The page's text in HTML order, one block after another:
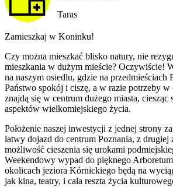
Taras
Zamieszkaj w Koninku!
Czy można mieszkać blisko natury, nie
mieszkania w dużym mieście? Oczywiście!
na naszym osiedlu, gdzie na przedmieściach
Państwo spokój i ciszę, a w razie potrzeby
znajdą się w centrum dużego miasta, ciesząc
aspektów wielkomiejskiego życia.
Położenie naszej inwestycji z jednej strony
łatwy dojazd do centrum Poznania, z drugiej
możliwość cieszenia się urokami
Weekendowy wypad do pięknego
okolicach jeziora Kórnickiego będą na
jak kina, teatry, i cała reszta życia